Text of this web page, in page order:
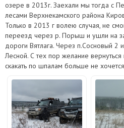
озере в 2013г. Заехали мы тогда с
лесами Верхнекамского района
Только в 2013 г волею случая, не
переезд через р. Порыш и ушли на
дороги Вятлага. Через п.Сосновый
Лесной. С тех пор желание
скакать по шпалам больше не